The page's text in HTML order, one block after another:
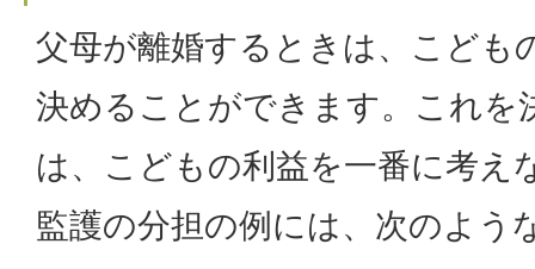
父母が離婚するときは、こども
決めることができます。これを
は、こどもの利益を一番に考え
監護の分担の例には、次のよう